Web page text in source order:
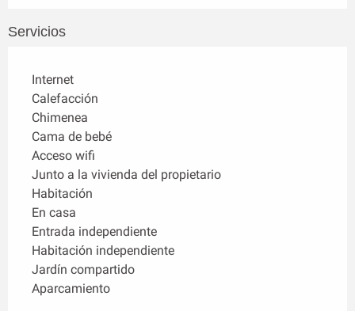
Servicios
Internet
Calefacción
Chimenea
Cama de bebé
Acceso wifi
Junto a la vivienda del propietario
Habitación
En casa
Entrada independiente
Habitación independiente
Jardín compartido
Aparcamiento